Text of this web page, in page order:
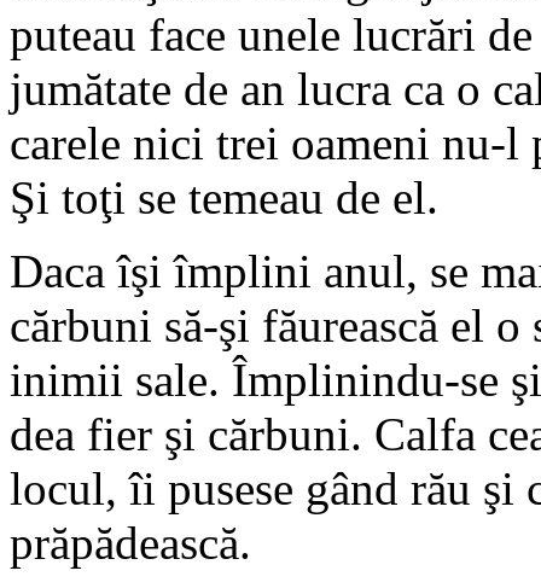
puteau face unele lucrări
jumătate de an lucra ca o
carele nici trei oameni nu-l
Şi toţi se temeau de el.
Daca îşi împlini anul, se
cărbuni să-şi făurească el
inimii sale. Împlinindu-se
dea fier şi cărbuni. Calfa
locul, îi pusese gând rău şi
prăpădească.